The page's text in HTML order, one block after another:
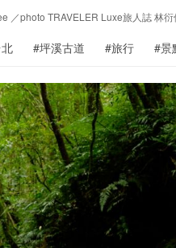
／photo TRAVELER Luxe旅人誌 林衍
#坪溪古道 #旅行 #景